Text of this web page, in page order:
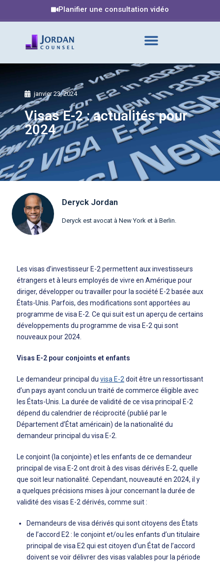
Planifier une consultation vidéo
janvier 23, 2024
Visas E-2 : actualités pour
2024
Deryck Jordan
Deryck est avocat à New York et à Berlin.
Les visas d’investisseur E-2 permettent aux investisseurs
étrangers et à leurs employés de vivre en Amérique pour
diriger, développer ou travailler pour la société E-2 basée aux
États-Unis. Parfois, des modifications sont apportées au
programme de visa E-2. Ce qui suit est un aperçu de certains
développements du programme de visa E-2 qui sont
nouveaux pour 2024.
Visas E-2 pour conjoints et enfants
Le demandeur principal du visa E-2 doit être un ressortissant
d’un pays ayant conclu un traité de commerce éligible avec
les États-Unis. La durée de validité de ce visa principal E-2
dépend du calendrier de réciprocité (publié par le
Département d’État américain) de la nationalité du
demandeur principal du visa E-2.
Le conjoint (la conjointe) et les enfants de ce demandeur
principal de visa E-2 ont droit à des visas dérivés E-2, quelle
que soit leur nationalité. Cependant, nouveauté en 2024, il y
a quelques précisions mises à jour concernant la durée de
validité des visas E-2 dérivés, comme suit :
Demandeurs de visa dérivés qui sont citoyens des États
de l’accord E2 : le conjoint et/ou les enfants d’un titulaire
principal de visa E2 qui est citoyen d’un État de l’accord
doivent se voir délivrer des visas valables pour la période